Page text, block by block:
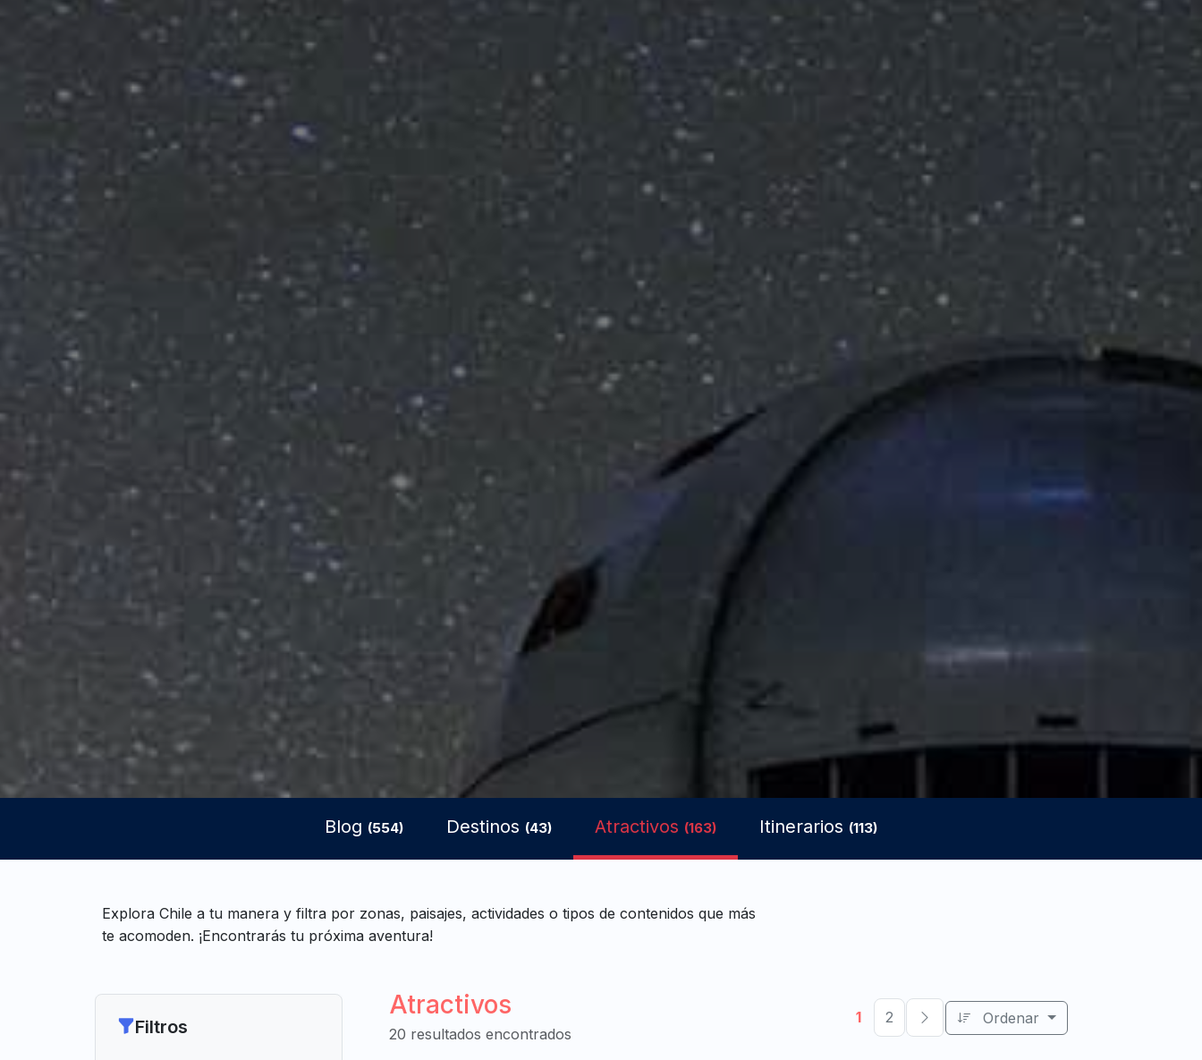
Blog (554) Destinos (43) Atractivos (163) Itinerarios (113)
Explora Chile a tu manera y filtra por zonas, paisajes, actividades o tipos de contenidos que más
te acomoden. ¡Encontrarás tu próxima aventura!
Filtros
Atractivos
20 resultados encontrados
1 2 Ordenar